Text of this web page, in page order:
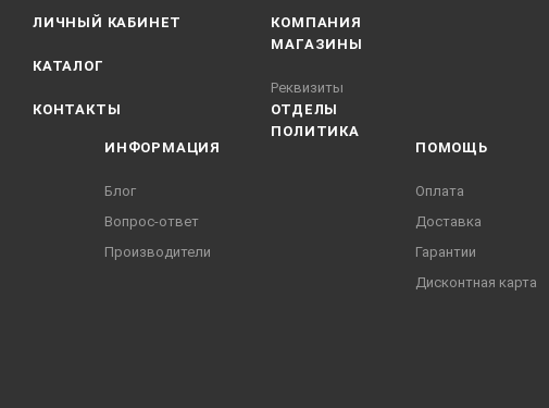
ЛИЧНЫЙ КАБИНЕТ
КАТАЛОГ
КОНТАКТЫ
КОМПАНИЯ
МАГАЗИНЫ
Реквизиты
ОТДЕЛЫ
ПОЛИТИКА
ИНФОРМАЦИЯ
Блог
Вопрос-ответ
Производители
ПОМОЩЬ
Оплата
Доставка
Гарантии
Дисконтная карта